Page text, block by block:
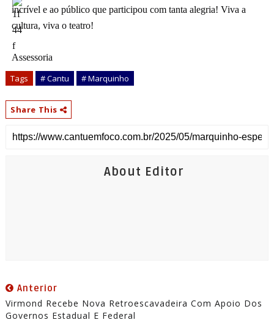
incrível e ao público que participou com tanta alegria! Viva a
cultura, viva o teatro!
Assessoria
Tags # Cantu # Marquinho
Share This
About Editor
Anterior
Virmond Recebe Nova Retroescavadeira Com Apoio Dos
Governos Estadual E Federal